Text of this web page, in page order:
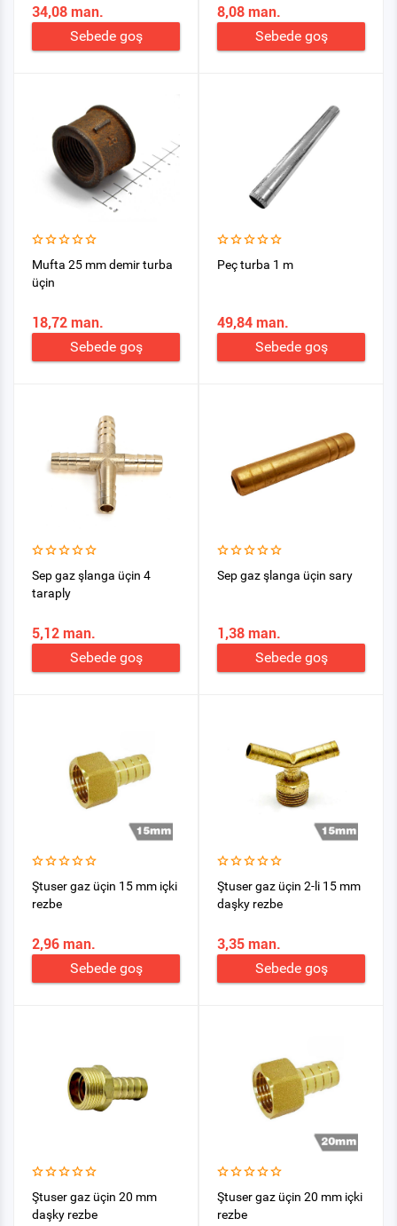
34,08 man.
Sebede goş
8,08 man.
Sebede goş
Mufta 25 mm demir turba
üçin
18,72 man.
Sebede goş
Peç turba 1 m
49,84 man.
Sebede goş
Sep gaz şlanga üçin 4
taraply
5,12 man.
Sebede goş
Sep gaz şlanga üçin sary
1,38 man.
Sebede goş
Ştuser gaz üçin 15 mm içki
rezbe
2,96 man.
Sebede goş
Ştuser gaz üçin 2-li 15 mm
daşky rezbe
3,35 man.
Sebede goş
Ştuser gaz üçin 20 mm
daşky rezbe
Ştuser gaz üçin 20 mm içki
rezbe